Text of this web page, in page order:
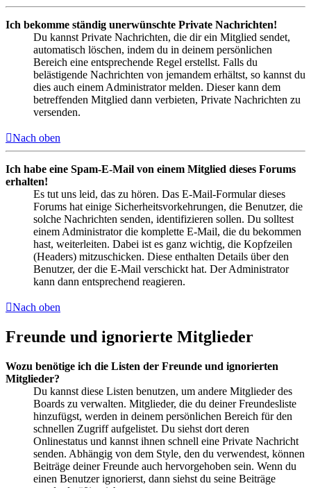
Ich bekomme ständig unerwünschte Private Nachrichten!
Du kannst Private Nachrichten, die dir ein Mitglied sendet,
automatisch löschen, indem du in deinem persönlichen
Bereich eine entsprechende Regel erstellst. Falls du
belästigende Nachrichten von jemandem erhältst, so kannst du
dies auch einem Administrator melden. Dieser kann dem
betreffenden Mitglied dann verbieten, Private Nachrichten zu
versenden.
Nach oben
Ich habe eine Spam-E-Mail von einem Mitglied dieses Forums
erhalten!
Es tut uns leid, das zu hören. Das E-Mail-Formular dieses
Forums hat einige Sicherheitsvorkehrungen, die Benutzer, die
solche Nachrichten senden, identifizieren sollen. Du solltest
einem Administrator die komplette E-Mail, die du bekommen
hast, weiterleiten. Dabei ist es ganz wichtig, die Kopfzeilen
(Headers) mitzuschicken. Diese enthalten Details über den
Benutzer, der die E-Mail verschickt hat. Der Administrator
kann dann entsprechend reagieren.
Nach oben
Freunde und ignorierte Mitglieder
Wozu benötige ich die Listen der Freunde und ignorierten
Mitglieder?
Du kannst diese Listen benutzen, um andere Mitglieder des
Boards zu verwalten. Mitglieder, die du deiner Freundesliste
hinzufügst, werden in deinem persönlichen Bereich für den
schnellen Zugriff aufgelistet. Du siehst dort deren
Onlinestatus und kannst ihnen schnell eine Private Nachricht
senden. Abhängig von dem Style, den du verwendest, können
Beiträge deiner Freunde auch hervorgehoben sein. Wenn du
einen Benutzer ignorierst, dann siehst du seine Beiträge